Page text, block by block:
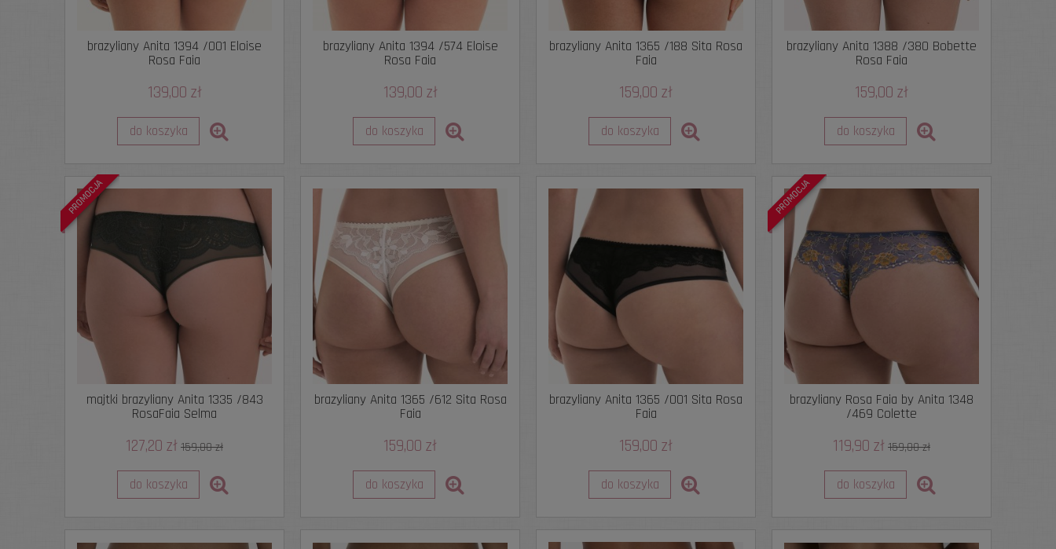
brazyliany Anita 1394 /001 Eloise
Rosa Faia
139,00 zł
do koszyka
brazyliany Anita 1394 /574 Eloise
Rosa Faia
139,00 zł
do koszyka
brazyliany Anita 1365 /188 Sita Rosa
Faia
159,00 zł
do koszyka
brazyliany Anita 1388 /380 Bobette
Rosa Faia
159,00 zł
do koszyka
majtki brazyliany Anita 1335 /843
RosaFaia Selma
127,20 zł 159,00 zł
do koszyka
PROMOCJA
brazyliany Anita 1365 /612 Sita Rosa
Faia
159,00 zł
do koszyka
brazyliany Anita 1365 /001 Sita Rosa
Faia
159,00 zł
do koszyka
brazyliany Rosa Faia by Anita 1348
/469 Colette
119,90 zł 159,00 zł
do koszyka
PROMOCJA